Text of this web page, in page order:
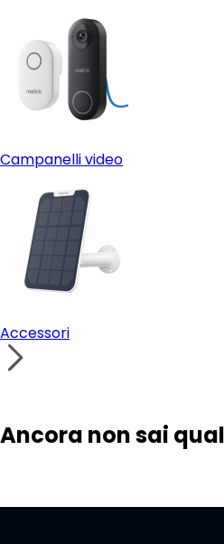
Campanelli video
Accessori
Ancora non sai